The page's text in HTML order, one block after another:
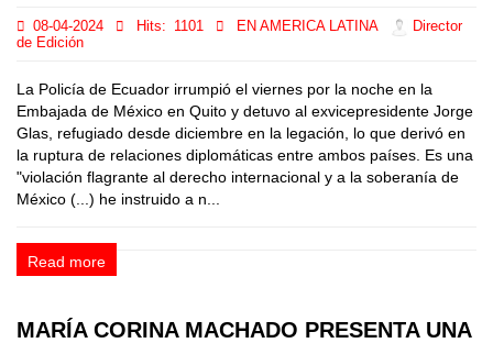
08-04-2024 Hits: 1101 EN AMERICA LATINA
Director
de Edición
La Policía de Ecuador irrumpió el viernes por la noche en la
Embajada de México en Quito y detuvo al exvicepresidente Jorge
Glas, refugiado desde diciembre en la legación, lo que derivó en
la ruptura de relaciones diplomáticas entre ambos países. Es una
"violación flagrante al derecho internacional y a la soberanía de
México (...) he instruido a n...
Read more
MARÍA CORINA MACHADO PRESENTA UNA